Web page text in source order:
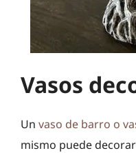
Vasos
Un vaso de barro o
mismo puede